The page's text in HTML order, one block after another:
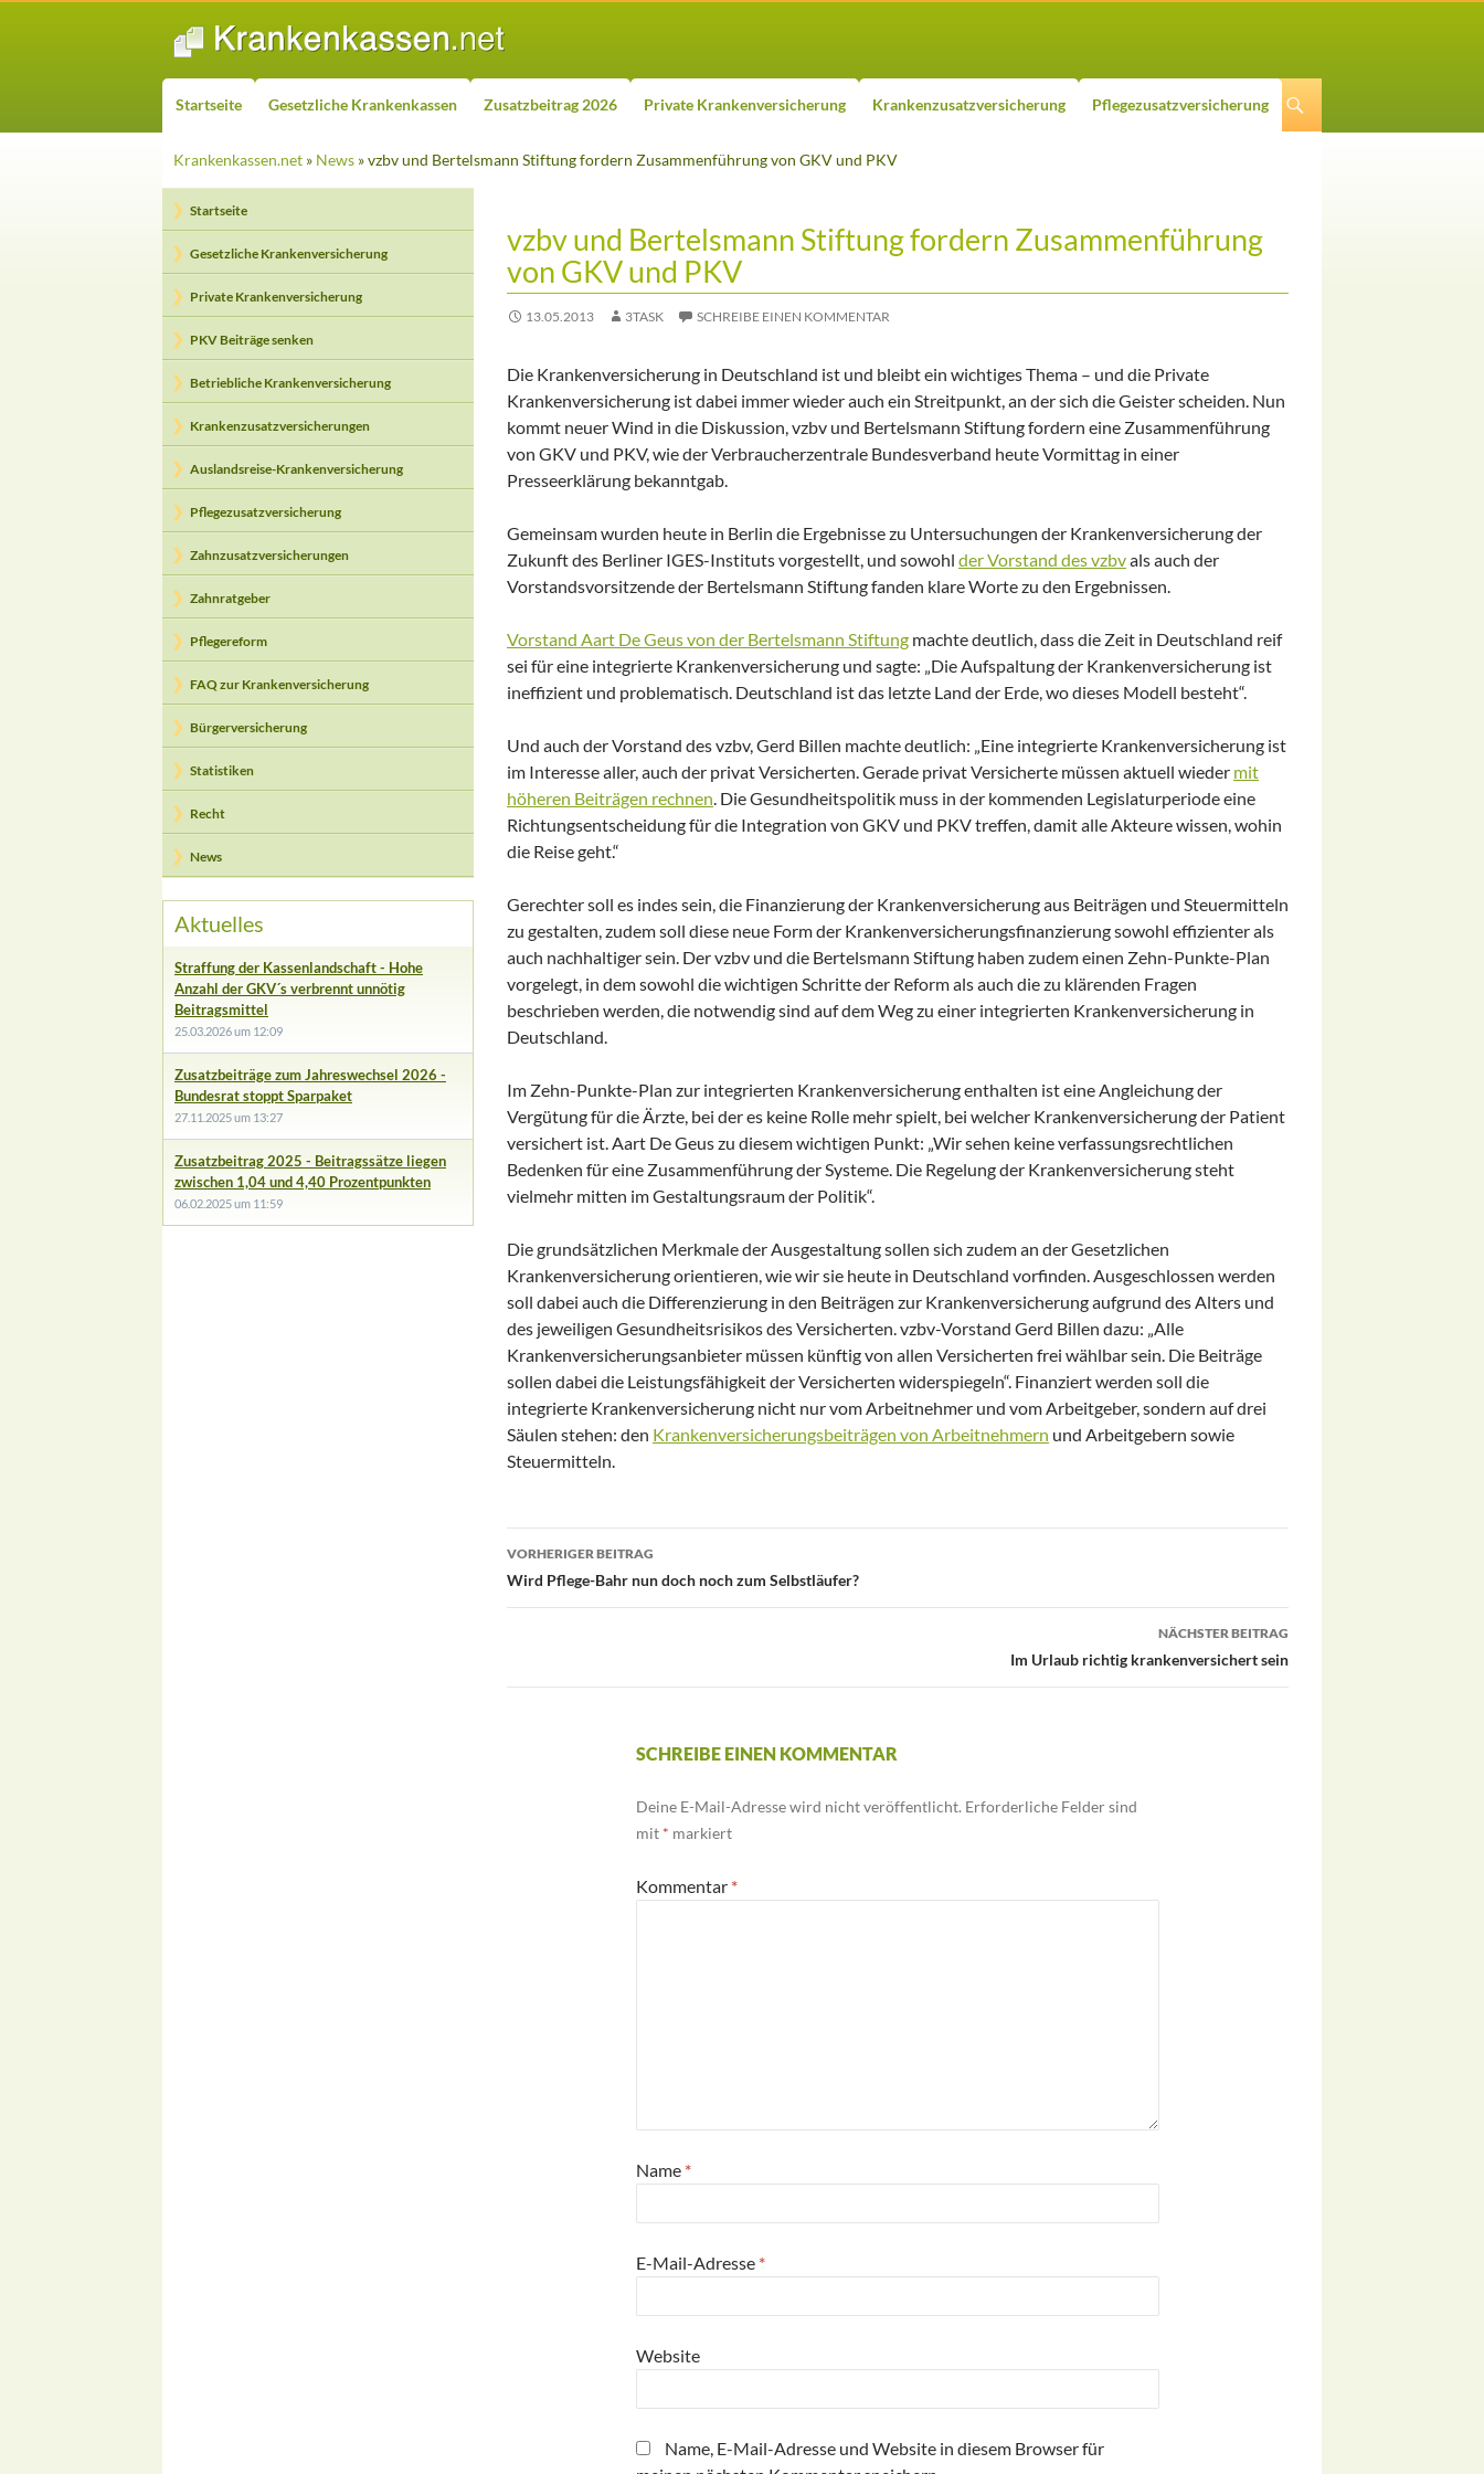
ZUM INHALT SPRINGEN
Startseite Gesetzliche Krankenkassen Zusatzbeitrag 2026 Private Krankenversicherung Krankenzusatzversicherung Pflegezusatzversicherung
Krankenkassen.net » News » vzbv und Bertelsmann Stiftung fordern Zusammenführung von GKV und PKV
vzbv und Bertelsmann Stiftung fordern Zusammenführung
von GKV und PKV
13.05.2013 3TASK SCHREIBE EINEN KOMMENTAR
Die Krankenversicherung in Deutschland ist und bleibt ein wichtiges Thema – und die Private
Krankenversicherung ist dabei immer wieder auch ein Streitpunkt, an der sich die Geister scheiden. Nun
kommt neuer Wind in die Diskussion, vzbv und Bertelsmann Stiftung fordern eine Zusammenführung
von GKV und PKV, wie der Verbraucherzentrale Bundesverband heute Vormittag in einer
Presseerklärung bekanntgab.
Gemeinsam wurden heute in Berlin die Ergebnisse zu Untersuchungen der Krankenversicherung der
Zukunft des Berliner IGES-Instituts vorgestellt, und sowohl der Vorstand des vzbvals auch der
Vorstandsvorsitzende der Bertelsmann Stiftung fanden klare Worte zu den Ergebnissen.
Vorstand Aart De Geus von der Bertelsmann Stiftung machte deutlich, dass die Zeit in Deutschland reif
sei für eine integrierte Krankenversicherung und sagte: „Die Aufspaltung der Krankenversicherung ist
ineffizient und problematisch. Deutschland ist das letzte Land der Erde, wo dieses Modell besteht“.
Und auch der Vorstand des vzbv, Gerd Billen machte deutlich: „Eine integrierte Krankenversicherung ist
im Interesse aller, auch der privat Versicherten. Gerade privat Versicherte müssen aktuell wieder mit
höheren Beiträgen rechnen. Die Gesundheitspolitik muss in der kommenden Legislaturperiode eine
Richtungsentscheidung für die Integration von GKV und PKV treffen, damit alle Akteure wissen, wohin
die Reise geht.“
Gerechter soll es indes sein, die Finanzierung der Krankenversicherung aus Beiträgen und Steuermitteln
zu gestalten, zudem soll diese neue Form der Krankenversicherungsfinanzierung sowohl effizienter als
auch nachhaltiger sein. Der vzbv und die Bertelsmann Stiftung haben zudem einen Zehn-Punkte-Plan
vorgelegt, in dem sowohl die wichtigen Schritte der Reform als auch die zu klärenden Fragen
beschrieben werden, die notwendig sind auf dem Weg zu einer integrierten Krankenversicherung in
Deutschland.
Im Zehn-Punkte-Plan zur integrierten Krankenversicherung enthalten ist eine Angleichung der
Vergütung für die Ärzte, bei der es keine Rolle mehr spielt, bei welcher Krankenversicherung der Patient
versichert ist. Aart De Geus zu diesem wichtigen Punkt: „Wir sehen keine verfassungsrechtlichen
Bedenken für eine Zusammenführung der Systeme. Die Regelung der Krankenversicherung steht
vielmehr mitten im Gestaltungsraum der Politik“.
Die grundsätzlichen Merkmale der Ausgestaltung sollen sich zudem an der Gesetzlichen
Krankenversicherung orientieren, wie wir sie heute in Deutschland vorfinden. Ausgeschlossen werden
soll dabei auch die Differenzierung in den Beiträgen zur Krankenversicherung aufgrund des Alters und
des jeweiligen Gesundheitsrisikos des Versicherten. vzbv-Vorstand Gerd Billen dazu: „Alle
Krankenversicherungsanbieter müssen künftig von allen Versicherten frei wählbar sein. Die Beiträge
sollen dabei die Leistungsfähigkeit der Versicherten widerspiegeln“. Finanziert werden soll die
integrierte Krankenversicherung nicht nur vom Arbeitnehmer und vom Arbeitgeber, sondern auf drei
Säulen stehen: den Krankenversicherungsbeiträgen von Arbeitnehmern und Arbeitgebern sowie
Steuermitteln.
Beitrags-
Navigation
VORHERIGER BEITRAG
Wird Pflege-Bahr nun doch noch zum Selbstläufer?
NÄCHSTER BEITRAG
Im Urlaub richtig krankenversichert sein
SCHREIBE EINEN KOMMENTAR
Deine E-Mail-Adresse wird nicht veröffentlicht. Erforderliche Felder sind
mit * markiert
Kommentar *
Name *
E-Mail-Adresse *
Website
Name, E-Mail-Adresse und Website in diesem Browser für
Startseite
Gesetzliche Krankenversicherung
Private Krankenversicherung
PKV Beiträge senken
Betriebliche Krankenversicherung
Krankenzusatzversicherungen
Auslandsreise-Krankenversicherung
Pflegezusatzversicherung
Zahnzusatzversicherungen
Zahnratgeber
Pflegereform
FAQ zur Krankenversicherung
Bürgerversicherung
Statistiken
Recht
News
Aktuelles
Straffung der Kassenlandschaft - Hohe
Anzahl der GKV´s verbrennt unnötig
Beitragsmittel
25.03.2026 um 12:09
Zusatzbeiträge zum Jahreswechsel 2026 -
Bundesrat stoppt Sparpaket
27.11.2025 um 13:27
Zusatzbeitrag 2025 - Beitragssätze liegen
zwischen 1,04 und 4,40 Prozentpunkten
06.02.2025 um 11:59